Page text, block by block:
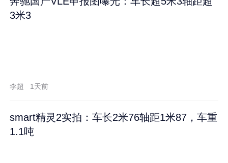
3米3
李超 1天前
smart精灵2实拍：车长2米76轴距1米87，车重
1.1吨